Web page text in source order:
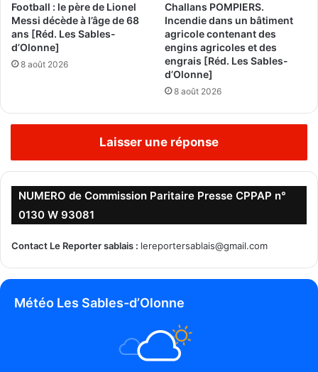
Football : le père de Lionel
Messi décède à l’âge de 68
ans [Réd. Les Sables-
d’Olonne]
8 août 2026
Challans POMPIERS.
Incendie dans un bâtiment
agricole contenant des
engins agricoles et des
engrais [Réd. Les Sables-
d’Olonne]
8 août 2026
Laisser une réponse
NUMERO de Commission Paritaire Presse CPPAP n°
0130 W 93081
Contact Le Reporter sablais : lereportersablais@gmail.com
Météo Les Sables-d’Olonne